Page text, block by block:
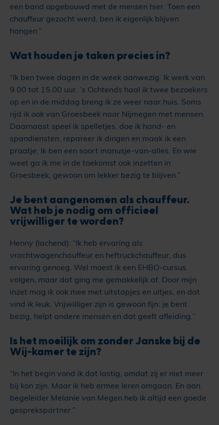
een band opgebouwd met de mensen hier. Toen een
chauffeur gezocht werd, ben ik eigenlijk blijven
hangen.”
Wat houden je taken precies in?
“Ik ben twee dagen in de week aanwezig. Ik werk van
9.00 tot 15.00 uur. ’s Ochtends haal ik twee bezoekers
op en in de middag breng ik ze weer naar huis. Soms
rijd ik ook van Groesbeek naar Nijmegen met mensen.
Daarnaast speel ik spelletjes, doe ik hand- en
spandiensten, repareer ik dingen en maak ik een
praatje. Ik ben een soort manusje-van-alles. En wie
weet ga ik me in de toekomst ook inzetten in
Groesbeek, gewoon om lekker bezig te blijven.”
Je bent aangenomen als chauffeur.
Wat heb je nodig om officieel
vrijwilliger te worden?
Henny (lachend): “Ik heb ervaring als
vrachtwagenchauffeur en heftruckchauffeur, dus
ervaring genoeg. Wel moest ik een EHBO-cursus
volgen, maar dat ging me gemakkelijk af. Door mijn
inzet mag ik ook mee met uitstapjes en uitjes, en dat
vind ik leuk. Vrijwilliger zijn is gewoon fijn: je bent
bezig, helpt andere mensen en dat geeft afleiding.”
Is het moeilijk om zonder Janske bij de
Wij-kamer te zijn?
“In het begin vond ik dat lastig, omdat zij er niet meer
bij kon zijn. Maar ik heb ermee leren omgaan. En aan
begeleider Melanie van Megen heb ik altijd een goede
gesprekspartner.”